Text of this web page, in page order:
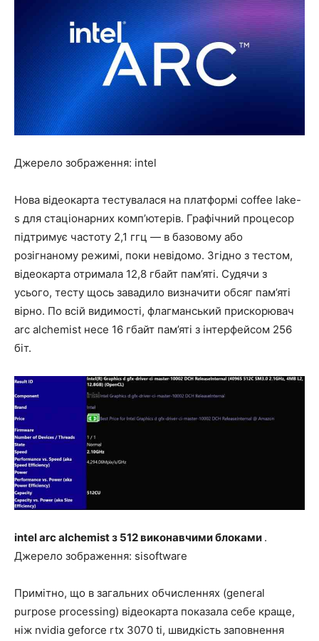
Джерело зображення: intel
Нова відеокарта тестувалася на платформі coffee lake-
s для стаціонарних комп’ютерів. Графічний процесор
підтримує частоту 2,1 ггц — в базовому або
розігнаному режимі, поки невідомо. Згідно з тестом,
відеокарта отримала 12,8 гбайт пам’яті. Судячи з
усього, тесту щось завадило визначити обсяг пам’яті
вірно. По всій видимості, флагманський прискорювач
arc alchemist несе 16 гбайт пам’яті з інтерфейсом 256
біт.
intel arc alchemist з 512 виконавчими блоками .
Джерело зображення: sisoftware
Примітно, що в загальних обчисленнях (general
purpose processing) відеокарта показала себе краще,
ніж nvidia geforce rtx 3070 ti, швидкість заповнення